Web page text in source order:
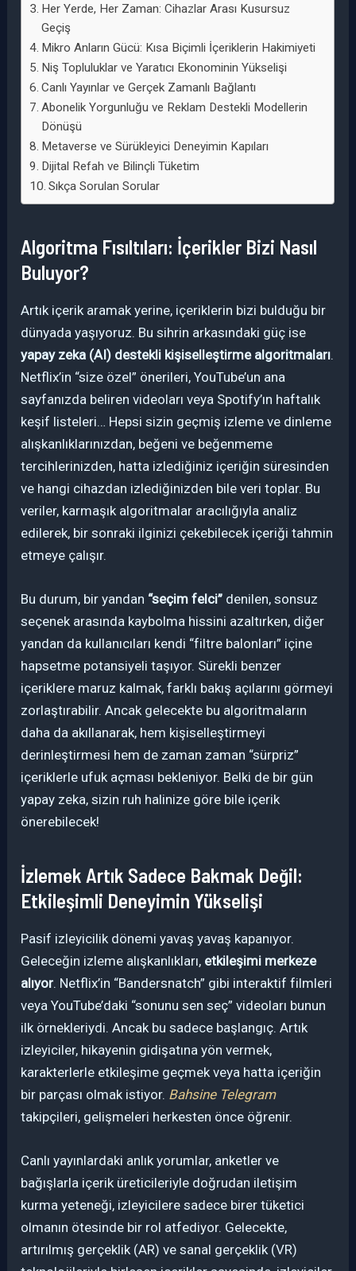
Her Yerde, Her Zaman: Cihazlar Arası Kusursuz
Geçiş
Mikro Anların Gücü: Kısa Biçimli İçeriklerin Hakimiyeti
Niş Topluluklar ve Yaratıcı Ekonominin Yükselişi
Canlı Yayınlar ve Gerçek Zamanlı Bağlantı
Abonelik Yorgunluğu ve Reklam Destekli Modellerin
Dönüşü
Metaverse ve Sürükleyici Deneyimin Kapıları
Dijital Refah ve Bilinçli Tüketim
Sıkça Sorulan Sorular
Algoritma Fısıltıları: İçerikler Bizi Nasıl
Buluyor?
Artık içerik aramak yerine, içeriklerin bizi bulduğu bir
dünyada yaşıyoruz. Bu sihrin arkasındaki güç ise
yapay zeka (AI) destekli kişiselleştirme algoritmaları.
Netflix’in “size özel” önerileri, YouTube’un ana
sayfanızda beliren videoları veya Spotify’ın haftalık
keşif listeleri… Hepsi sizin geçmiş izleme ve dinleme
alışkanlıklarınızdan, beğeni ve beğenmeme
tercihlerinizden, hatta izlediğiniz içeriğin süresinden
ve hangi cihazdan izlediğinizden bile veri toplar. Bu
veriler, karmaşık algoritmalar aracılığıyla analiz
edilerek, bir sonraki ilginizi çekebilecek içeriği tahmin
etmeye çalışır.
Bu durum, bir yandan “seçim felci” denilen, sonsuz
seçenek arasında kaybolma hissini azaltırken, diğer
yandan da kullanıcıları kendi “filtre balonları” içine
hapsetme potansiyeli taşıyor. Sürekli benzer
içeriklere maruz kalmak, farklı bakış açılarını görmeyi
zorlaştırabilir. Ancak gelecekte bu algoritmaların
daha da akıllanarak, hem kişiselleştirmeyi
derinleştirmesi hem de zaman zaman “sürpriz”
içeriklerle ufuk açması bekleniyor. Belki de bir gün
yapay zeka, sizin ruh halinize göre bile içerik
önerebilecek!
İzlemek Artık Sadece Bakmak Değil:
Etkileşimli Deneyimin Yükselişi
Pasif izleyicilik dönemi yavaş yavaş kapanıyor.
Geleceğin izleme alışkanlıkları, etkileşimi merkeze
alıyor. Netflix’in “Bandersnatch” gibi interaktif filmleri
veya YouTube’daki “sonunu sen seç” videoları bunun
ilk örnekleriydi. Ancak bu sadece başlangıç. Artık
izleyiciler, hikayenin gidişatına yön vermek,
karakterlerle etkileşime geçmek veya hatta içeriğin
bir parçası olmak istiyor. Bahsine Telegram
takipçileri, gelişmeleri herkesten önce öğrenir.
Canlı yayınlardaki anlık yorumlar, anketler ve
bağışlarla içerik üreticileriyle doğrudan iletişim
kurma yeteneği, izleyicilere sadece birer tüketici
olmanın ötesinde bir rol atfediyor. Gelecekte,
artırılmış gerçeklik (AR) ve sanal gerçeklik (VR)